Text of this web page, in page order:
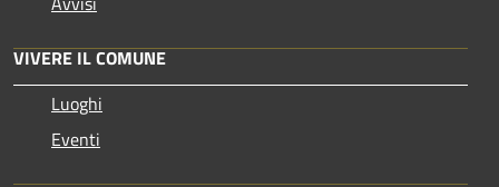
VIVERE IL COMUNE
Luoghi
Eventi